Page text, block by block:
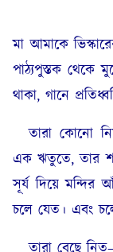
মা আমাকে
পাঠ্যপুস্তক থেকে
থাকা, গানে
তারা কোনো
এক ঋতুতে, তার
সূর্য দিয়ে
চলে যেত। এবং